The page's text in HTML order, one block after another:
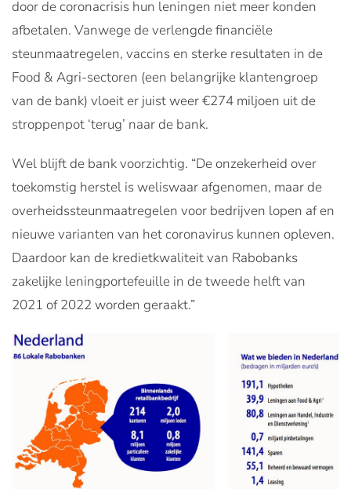
door de coronacrisis hun leningen niet meer konden
afbetalen. Vanwege de verlengde financiële
steunmaatregelen, vaccins en sterke resultaten in de
Food & Agri-sectoren (een belangrijke klantengroep
van de bank) vloeit er juist weer €274 miljoen uit de
stroppenpot ‘terug’ naar de bank.
Wel blijft de bank voorzichtig. “De onzekerheid over
toekomstig herstel is weliswaar afgenomen, maar de
overheidssteunmaatregelen voor bedrijven lopen af en
nieuwe varianten van het coronavirus kunnen opleven.
Daardoor kan de kredietkwaliteit van Rabobanks
zakelijke leningportefeuille in de tweede helft van
2021 of 2022 worden geraakt.”